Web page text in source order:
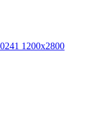
1200х2800